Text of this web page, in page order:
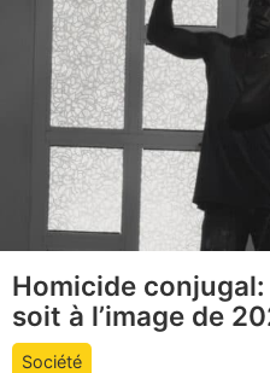
article
comment
count
Homicide
soit à l’image de
Société